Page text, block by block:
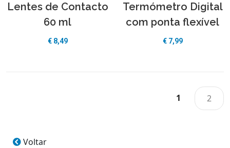
Lentes de Contacto
60 ml
€ 8,49
Termómetro Digital
com ponta flexível
€ 7,99
1 2
Voltar